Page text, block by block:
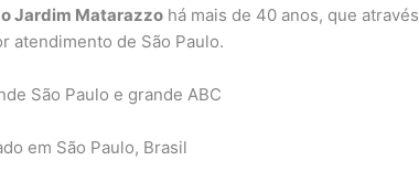
Jardim Matarazzo há mais de 40 anos, que através
atendimento de São Paulo.
São Paulo e grande ABC
em São Paulo, Brasil